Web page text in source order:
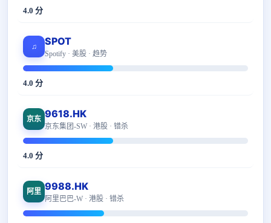
4.0 分
♫ SPOT
Spotify · 美股 · 趋势
4.0 分
京东 9618.HK
京东集团-SW · 港股 · 错杀
4.0 分
阿里 9988.HK
阿里巴巴-W · 港股 · 错杀